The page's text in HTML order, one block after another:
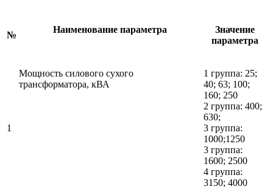
№
Наименование параметра
Значение
параметра
1
Мощность силового сухого
трансформатора, кВА
1 группа: 25;
40; 63; 100;
160; 250
2 группа: 400;
630;
3 группа:
1000;1250
3 группа:
1600; 2500
4 группа:
3150; 4000